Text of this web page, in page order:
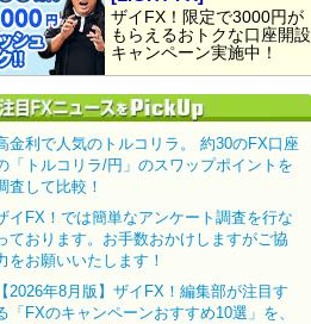
ザイFX！限定で3000円が
もらえるおトクな口座開設
キャンペーン実施中！
金利で人気のトルコリラ。 約30のFX口座
「トルコリラ/円」のスワップポイントを
査して比較！
イFX！では簡単なアンケート調査を行な
ております。お手数おかけしますがご協
をお願いいたします！
【2026年8月版】ザイFX！編集部が注目す
「FXのキャンペーンおすすめ10選」を、